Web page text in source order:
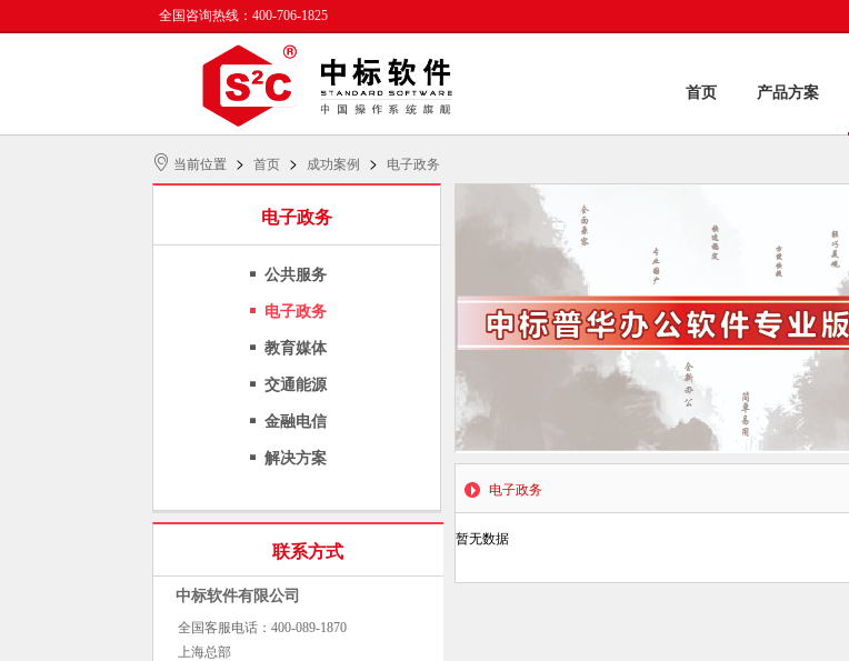
全国咨询热线：400-706-1825
首页 产品方案
当前位置 > 首页 > 成功案例 > 电子政务
电子政务
公共服务
电子政务
教育媒体
交通能源
金融电信
解决方案
联系方式
中标软件有限公司
全国客服电话：400-089-1870
上海总部
电子政务
暂无数据